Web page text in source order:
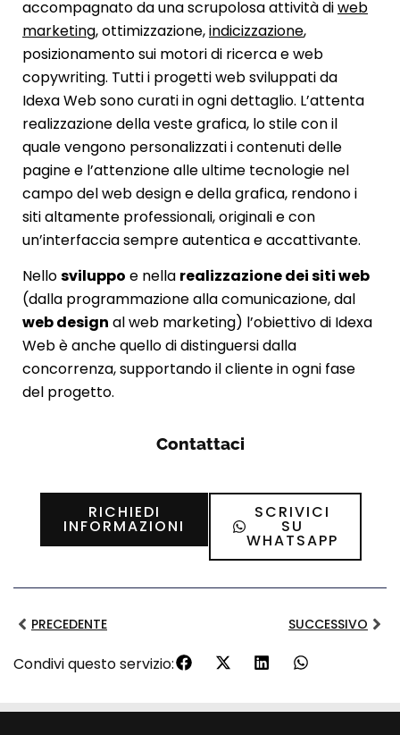
accompagnato da una scrupolosa attività diweb
marketing, ottimizzazione,indicizzazione,
posizionamento sui motori di ricerca e web
copywriting. Tutti i progetti web sviluppati da
Idexa Web sono curati in ogni dettaglio. L’attenta
realizzazione della veste grafica, lo stile con il
quale vengono personalizzati i contenuti delle
pagine e l’attenzione alle ultime tecnologie nel
campo del web design e della grafica, rendono i
siti altamente professionali, originali e con
un’interfaccia sempre autentica e accattivante.
Nellosviluppo e nella realizzazione dei siti web
(dalla programmazione alla comunicazione, dal
web design al web marketing) l’obiettivo di Idexa
Web è anche quello di distinguersi dalla
concorrenza, supportando il cliente in ogni fase
del progetto.
Contattaci
RICHIEDI
INFORMAZIONI
SCRIVICI
SU
WHATSAPP
PRECEDENTE SUCCESSIVO
Condivi questo servizio: